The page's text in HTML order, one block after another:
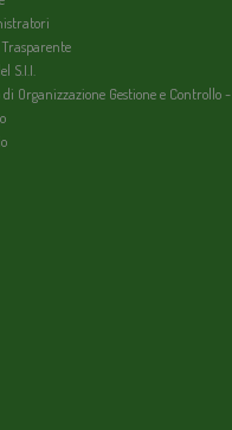
S.I.I.
di Organizzazione Gestione e Controllo -